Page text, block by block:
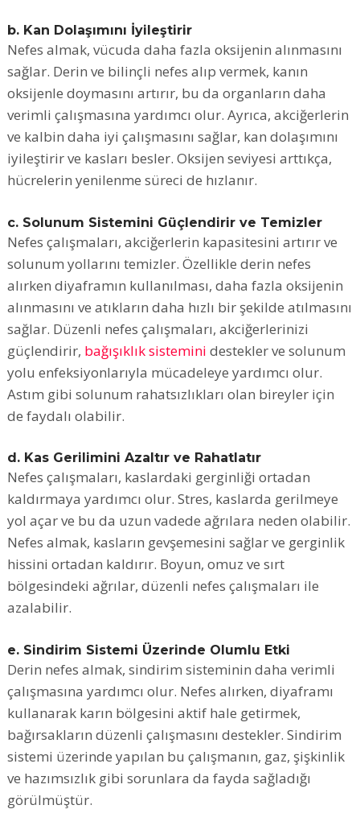
b. Kan Dolaşımını İyileştirir
Nefes almak, vücuda daha fazla oksijenin alınmasını
sağlar. Derin ve bilinçli nefes alıp vermek, kanın
oksijenle doymasını artırır, bu da organların daha
verimli çalışmasına yardımcı olur. Ayrıca, akciğerlerin
ve kalbin daha iyi çalışmasını sağlar, kan dolaşımını
iyileştirir ve kasları besler. Oksijen seviyesi arttıkça,
hücrelerin yenilenme süreci de hızlanır.
c. Solunum Sistemini Güçlendirir ve Temizler
Nefes çalışmaları, akciğerlerin kapasitesini artırır ve
solunum yollarını temizler. Özellikle derin nefes
alırken diyaframın kullanılması, daha fazla oksijenin
alınmasını ve atıkların daha hızlı bir şekilde atılmasını
sağlar. Düzenli nefes çalışmaları, akciğerlerinizi
güçlendirir, bağışıklık sistemini destekler ve solunum
yolu enfeksiyonlarıyla mücadeleye yardımcı olur.
Astım gibi solunum rahatsızlıkları olan bireyler için
de faydalı olabilir.
d. Kas Gerilimini Azaltır ve Rahatlatır
Nefes çalışmaları, kaslardaki gerginliği ortadan
kaldırmaya yardımcı olur. Stres, kaslarda gerilmeye
yol açar ve bu da uzun vadede ağrılara neden olabilir.
Nefes almak, kasların gevşemesini sağlar ve gerginlik
hissini ortadan kaldırır. Boyun, omuz ve sırt
bölgesindeki ağrılar, düzenli nefes çalışmaları ile
azalabilir.
e. Sindirim Sistemi Üzerinde Olumlu Etki
Derin nefes almak, sindirim sisteminin daha verimli
çalışmasına yardımcı olur. Nefes alırken, diyaframı
kullanarak karın bölgesini aktif hale getirmek,
bağırsakların düzenli çalışmasını destekler. Sindirim
sistemi üzerinde yapılan bu çalışmanın, gaz, şişkinlik
ve hazımsızlık gibi sorunlara da fayda sağladığı
görülmüştür.